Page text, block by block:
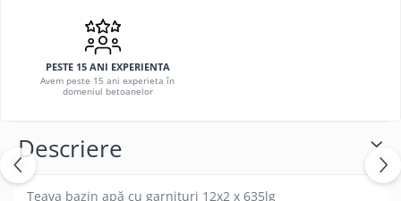
PESTE 15 ANI EXPERIENTA
Avem peste 15 ani experieta în
domeniul betoanelor
Descriere
Teava bazin apă cu garnituri 12x2 x 635lg